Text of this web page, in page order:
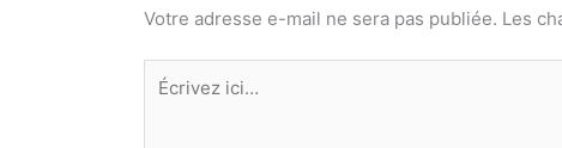
Votre adresse e-mail ne sera pas publiée. Les
Écrivez
ici…